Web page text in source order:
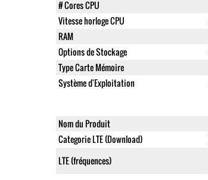
# Cores CPU
Vitesse horloge CPU
RAM
Options de Stockage
Type Carte Mémoire
Système d'Exploitation
Nom du Produit
Categorie LTE (Download)
LTE (fréquences)